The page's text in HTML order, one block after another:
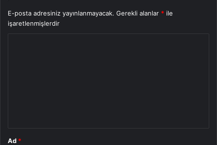
E-posta adresiniz yayınlanmayacak. Gerekli alanlar * ile
işaretlenmişlerdir
Ad *